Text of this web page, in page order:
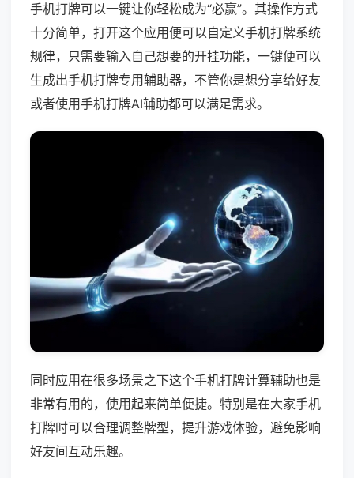
手机打牌可以一键让你轻松成为“必赢”。其操作方式
十分简单，打开这个应用便可以自定义手机打牌系统
规律，只需要输入自己想要的开挂功能，一键便可以
生成出手机打牌专用辅助器，不管你是想分享给好友
或者使用手机打牌AI辅助都可以满足需求。
同时应用在很多场景之下这个手机打牌计算辅助也是
非常有用的，使用起来简单便捷。特别是在大家手机
打牌时可以合理调整牌型，提升游戏体验，避免影响
好友间互动乐趣。